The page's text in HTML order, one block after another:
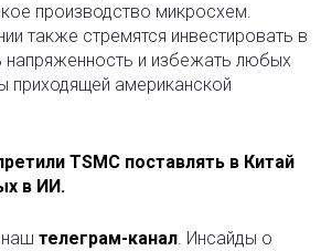
производство микросхем.
также стремятся инвестировать в
напряженность и избежать любых
приходящей американской
TSMC поставлять в Китай
в ИИ.
наш телеграм-канал. Инсайды о